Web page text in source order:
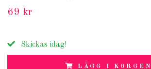
69 kr
Skickas idag!
LÄGG I KORGEN